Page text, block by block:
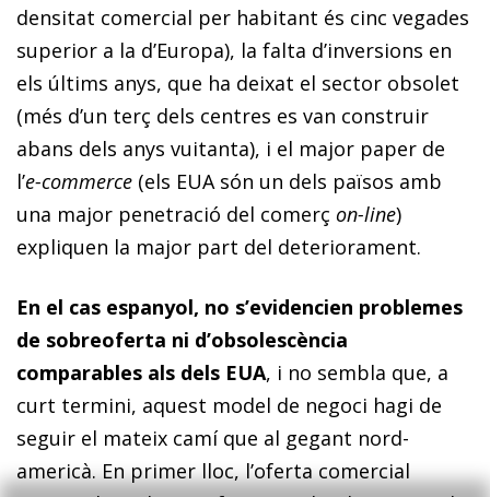
densitat comercial per habitant és cinc vegades
superior a la d’Europa), la falta d’inversions en
els últims anys, que ha deixat el sector obsolet
(més d’un terç dels centres es van construir
abans dels anys vuitanta), i el major paper de
l’e-commerce (els EUA són un dels països amb
una major penetració del comerç on-line)
expliquen la major part del deteriorament.
En el cas espanyol, no s’evidencien problemes
de sobreoferta ni d’obsolescència
comparables als dels EUA, i no sembla que, a
curt termini, aquest model de negoci hagi de
seguir el mateix camí que al gegant nord-
americà. En primer lloc, l’oferta comercial